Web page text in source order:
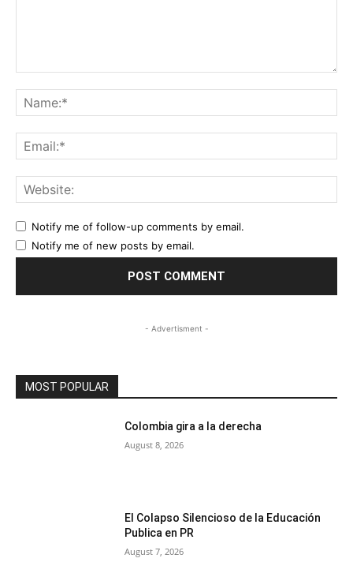
Notify me of follow-up comments by email.
Notify me of new posts by email.
- Advertisment -
MOST POPULAR
Colombia gira a la derecha
August 8, 2026
El Colapso Silencioso de la Educación
Publica en PR
August 7, 2026